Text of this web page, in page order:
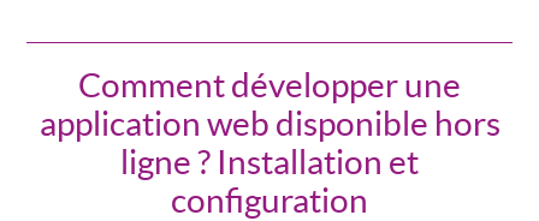
Comment développer une
application web disponible hors
ligne ? Installation et
configuration